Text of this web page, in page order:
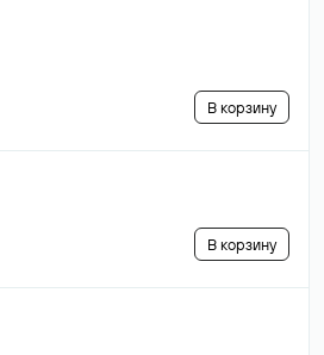
В корзину
В корзину